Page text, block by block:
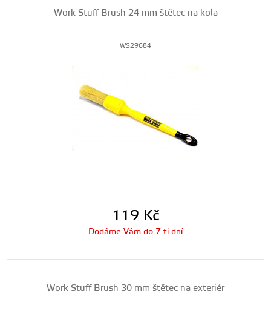
Work Stuff Brush 24 mm štětec na kola
WS29684
119 Kč
Dodáme Vám do 7 ti dní
Work Stuff Brush 30 mm štětec na exteriér